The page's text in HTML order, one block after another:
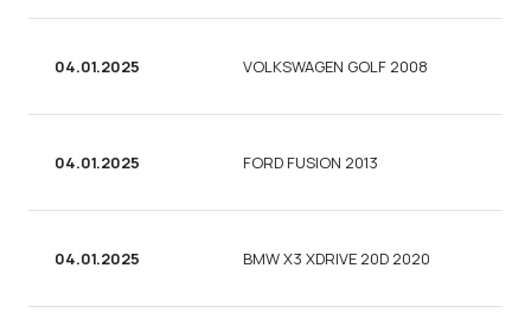
04.01.2025 VOLKSWAGEN GOLF 2008
04.01.2025 FORD FUSION 2013
04.01.2025 BMW X3 XDRIVE 20D 2020